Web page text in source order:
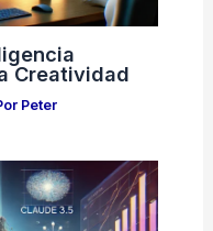
Creatividad
Peter